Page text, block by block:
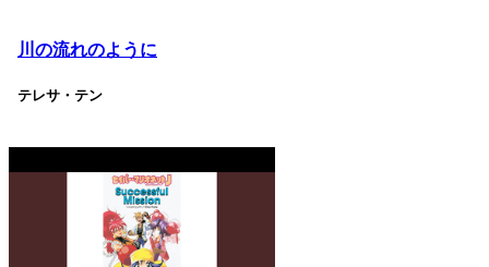
川の流れのように
テレサ・テン